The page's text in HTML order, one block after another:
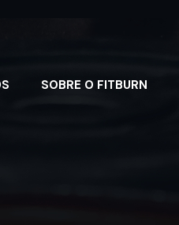
SOBRE O FITBURN